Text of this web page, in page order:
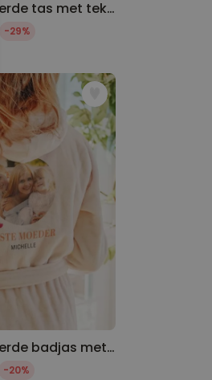
Gepersonaliseerde tas met tekst en symbool
-29%
Gepersonaliseerde badjas met foto en naam
-20%